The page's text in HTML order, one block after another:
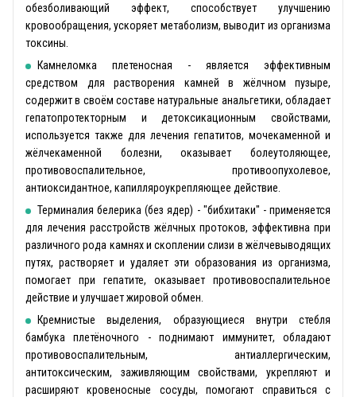
обезболивающий эффект, способствует улучшению
кровообращения, ускоряет метаболизм, выводит из организма
токсины.
Камнеломка плетеносная - является эффективным
средством для растворения камней в жёлчном пузыре,
содержит в своём составе натуральные анальгетики, обладает
гепатопротекторным и детоксикационным свойствами,
используется также для лечения гепатитов, мочекаменной и
жёлчекаменной болезни, оказывает болеутоляющее,
противовоспалительное, противоопухолевое,
антиоксидантное, капилляроукрепляющее действие.
Терминалия белерика (без ядер) - "бибхитаки" - применяется
для лечения расстройств жёлчных протоков, эффективна при
различного рода камнях и скоплении слизи в жёлчевыводящих
путях, растворяет и удаляет эти образования из организма,
помогает при гепатите, оказывает противовоспалительное
действие и улучшает жировой обмен.
Кремнистые выделения, образующиеся внутри стебля
бамбука плетёночного - поднимают иммунитет, обладают
противовоспалительным, антиаллергическим,
антитоксическим, заживляющим свойствами, укрепляют и
расширяют кровеносные сосуды, помогают справиться с